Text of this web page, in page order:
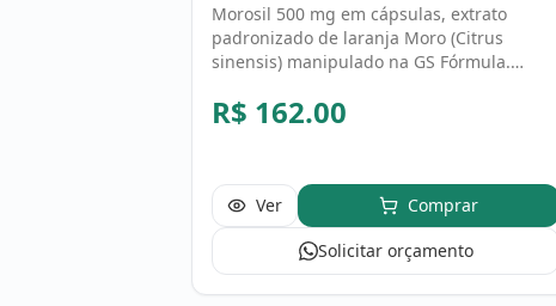
Morosil 500 mg em cápsulas, extrato
padronizado de laranja Moro (Citrus
sinensis) manipulado na GS Fórmula.
orientação profissional.
R$ 162.00
Ver
Comprar
Solicitar orçamento